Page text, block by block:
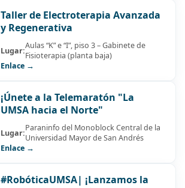
Taller de Electroterapia Avanzada
y Regenerativa
Lugar:Aulas “K” e “I”, piso 3 – Gabinete de
Fisioterapia (planta baja)
Enlace →
¡Únete a la Telemaratón "La
UMSA hacia el Norte"
Lugar:Paraninfo del Monoblock Central de la
Universidad Mayor de San Andrés
Enlace →
#RobóticaUMSA| ¡Lanzamos la